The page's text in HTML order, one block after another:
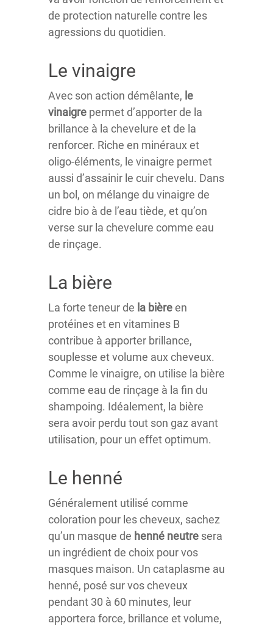
de protection naturelle contre les
agressions du quotidien.
Le vinaigre
Avec son action démêlante, le
vinaigre permet d’apporter de la
brillance à la chevelure et de la
renforcer. Riche en minéraux et
oligo-éléments, le vinaigre permet
aussi d’assainir le cuir chevelu. Dans
un bol, on mélange du vinaigre de
cidre bio à de l’eau tiède, et qu’on
verse sur la chevelure comme eau
de rinçage.
La bière
La forte teneur de la bièreen
protéines et en vitamines B
contribue à apporter brillance,
souplesse et volume aux cheveux.
Comme le vinaigre, on utilise la bière
comme eau de rinçage à la fin du
shampoing. Idéalement, la bière
sera avoir perdu tout son gaz avant
utilisation, pour un effet optimum.
Le henné
Généralement utilisé comme
coloration pour les cheveux, sachez
qu’un masque de henné neutre sera
un ingrédient de choix pour vos
masques maison. Un cataplasme au
henné, posé sur vos cheveux
pendant 30 à 60 minutes, leur
apportera force, brillance et volume,